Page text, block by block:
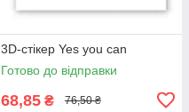
3D-стікер Yes you can
Готово до відправки
68,85 ₴ 76,50 ₴